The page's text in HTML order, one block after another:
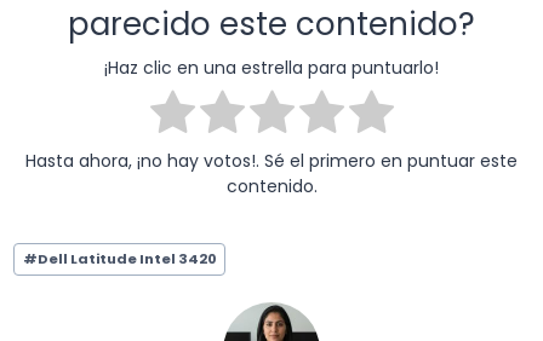
parecido este contenido?
¡Haz clic en una estrella para puntuarlo!
Hasta ahora, ¡no hay votos!. Sé el primero en puntuar este
contenido.
Etiquetas
de
#Dell Latitude Intel 3420